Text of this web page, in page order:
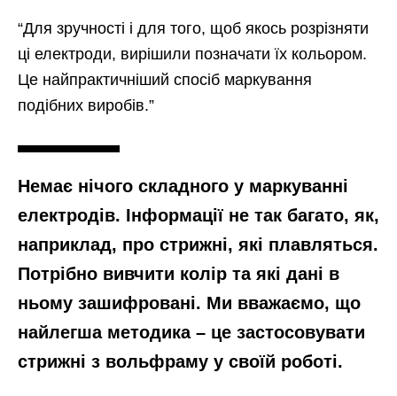
“Для зручності і для того, щоб якось розрізняти
ці електроди, вирішили позначати їх кольором.
Це найпрактичніший спосіб маркування
подібних виробів.”
Немає нічого складного у маркуванні
електродів. Інформації не так багато, як,
наприклад, про стрижні, які плавляться.
Потрібно вивчити колір та які дані в
ньому зашифровані. Ми вважаємо, що
найлегша методика – це застосовувати
стрижні з вольфраму у своїй роботі.